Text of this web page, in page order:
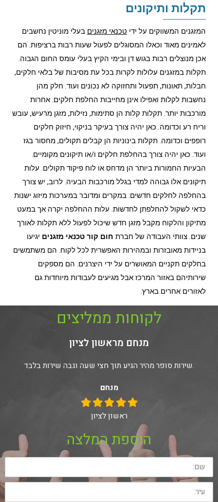
תקלות ותיקונים
המזגנים המשווקים על ידי טכנאי מזגנים בעלי מוניטין נחשבים
לאמינים מאוד וכאלו המסוגלים לפעול שעות רבות ברציפות. הם
אכן מנוצלים רבות בגוש דן ובימי הקיץ בעלי עומס החום הגבוה.
תקלות במזגנים עלולות לקרות בכל עת מסיבות של בלאי חלקים,
חבלות, תאונות, תפעול ותחזוקה לא נכונים ועוד. חלק מהן
נחשבות לקלות ואפילו אינן מחייבות החלפת חלקים. אחרות
מורכבות יותר. תקלות קלות הן סתימות, נזילות, מזגן מרעיש, עובש
וריח רע וכדומה. כאן יהיה צורך בעיקר בניקוי, חיזוק חלקים
רופפים וכדומה. תקלות בינוניות הן קבלים תקולים, מחסור בגז
ועוד. כאן יהיה צורך בהחלפת חלקים ו/או תיקונים מקומיים.
הבעיות החמורות ביותר הן מדחס או לוח פיקוד תקולים. עלות
תיקונים אלו גבוהה למדי בגלל מורכבות הבעיה. לרוב, יש צורך
בהחלפה לחלקים חדשים. במקרים ומדובר במערכות מיזוג ישנות
כדאי לשקול להחלפתן לחדשות. עלות ההחלפה יקרה אך במעט
מתיקון והלקוח מקבל מזגן חדש שיכול לפעול ללא תקלות לאורך
שנים. צוותי העבודה של חברת חום קור טכנאי מזגנים יגיעו
בניידות מאובזרות ובמהירות האפשרית לכל לקוח. הם משתמשים
בחלקים תקניים המאושרים על ידי היצרנים. הם מספקים
שירותיהם באזור המרכז אבל מגיעים לעבודות מיוחדות גם
לאזורים אחרים בארץ.
לקוחות ממליצים
שירות סופר מהיר הגיע תוך חצי שעה וגבה שירות בלבד.
הוספת המלצה
שם:
עיר: